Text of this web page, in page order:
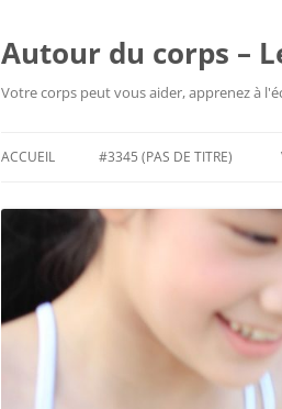
Autour du corps –
Votre corps peut vous aider, apprenez à
ACCUEIL #3345 (PAS DE TITRE)